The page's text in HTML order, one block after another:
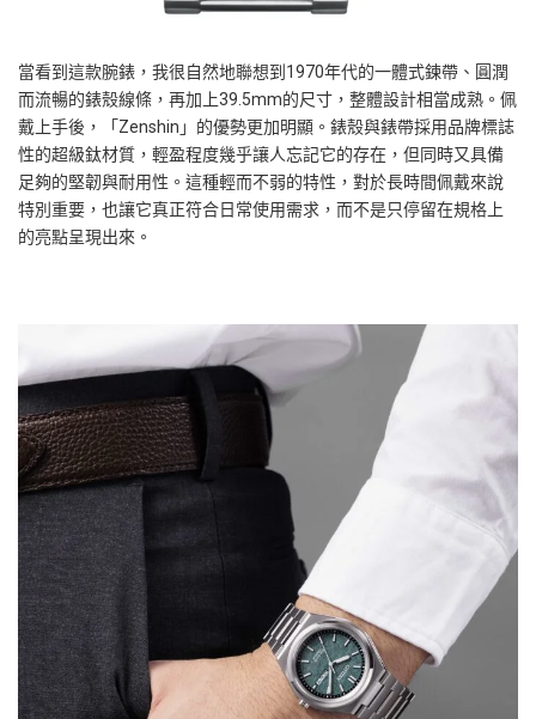
當看到這款腕錶，我很自然地聯想到1970年代的一體式鍊帶、圓潤
而流暢的錶殼線條，再加上39.5mm的尺寸，整體設計相當成熟。佩
戴上手後，「Zenshin」的優勢更加明顯。錶殼與錶帶採用品牌標誌
性的超級鈦材質，輕盈程度幾乎讓人忘記它的存在，但同時又具備
足夠的堅韌與耐用性。這種輕而不弱的特性，對於長時間佩戴來說
特別重要，也讓它真正符合日常使用需求，而不是只停留在規格上
的亮點呈現出來。